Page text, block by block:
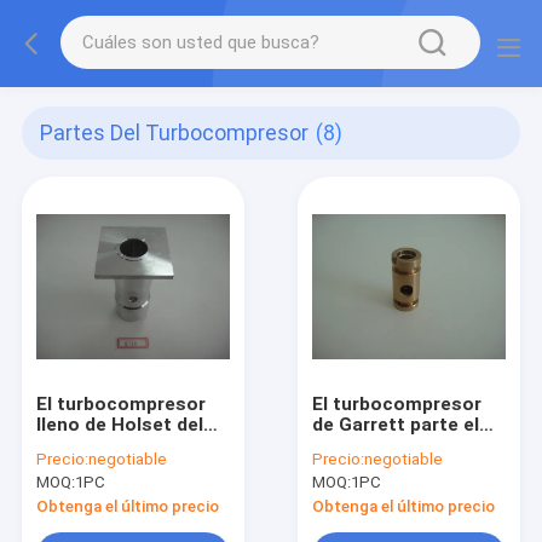
Partes Del Turbocompresor (8)
El turbocompresor
lleno de Holset del
cojinete liso ST50
VT50 T46 de Turbo
Precio:negotiable
MOQ:1PC
Obtenga el último precio
El turbocompresor
de Garrett parte el
reparación
GT15/GT17/GT15-25
Precio:negotiable
MOQ:1PC
Obtenga el último precio